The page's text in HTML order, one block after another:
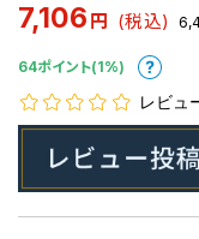
7,106 円 (税込)
64ポイント(1%)
レビュ